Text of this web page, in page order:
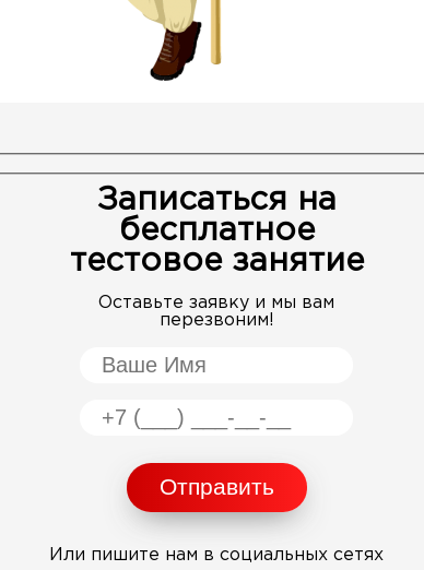
Записаться на
бесплатное
тестовое занятие
Оставьте заявку и мы вам
перезвоним!
Или пишите нам в социальных сетях